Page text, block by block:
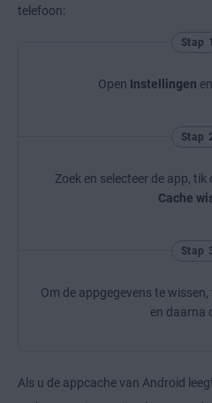
telefoon:
Stap 1
Open Instellingen
Stap
Zoek en selecteer de app, tik
Cache
Stap
Om de appgegevens te
en daarna
Als u de appcache van Android